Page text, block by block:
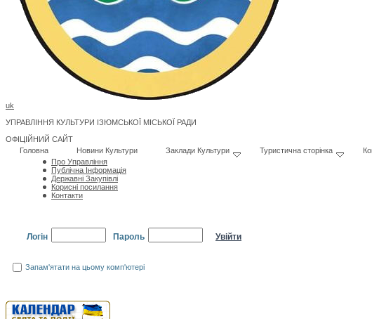
uk
УПРАВЛІННЯ КУЛЬТУРИ ІЗЮМСЬКОЇ МІСЬКОЇ РАДИ
ОФІЦІЙНИЙ САЙТ
Головна
Новини Культури Заклади Культури Туристична сторінка
Про Управління
Публічна Інформація
Державні Закупівлі
Корисні посилання
Контакти
Логін Пароль
Запам'ятати на цьому комп'ютері